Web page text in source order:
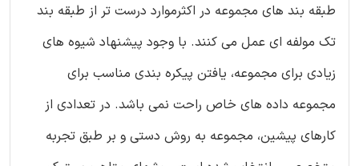
طبقه بند های مجموعه در اکثرموارد درست تر از طبقه بند
تک مولفه ای عمل می کنند. با وجود پیشنهاد شیوه های
زیادی برای مجموعه، یافتن پیکره بندی مناسب برای
مجموعه داده های خاص راحت نمی باشد. در تعدادی از
کارهای پیشین، مجموعه به روش دستی و بر طبق تجربه